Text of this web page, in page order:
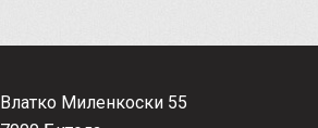
Влатко Миленкоски 55